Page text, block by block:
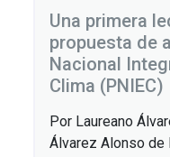
Una primera
propuesta de
Nacional
Clima (PNIEC)
Por Laureano
Álvarez Alonso de